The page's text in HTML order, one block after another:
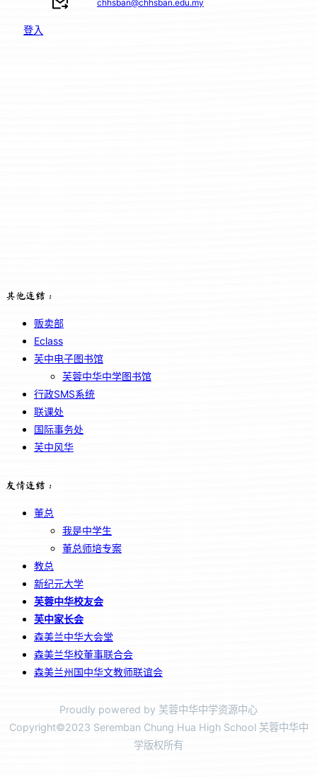
chhsban@chhsban.edu.my
登入
其他连结：
贩卖部
Eclass
芙中电子图书馆
芙蓉中华中学图书馆
行政SMS系统
联课处
国际事务处
芙中风华
友情连结：
董总
我是中学生
董总师培专案
教总
新纪元大学
芙蓉中华校友会
芙中家长会
森美兰中华大会堂
森美兰华校董事联合会
森美兰州国中华文教师联谊会
Proudly powered by 芙蓉中华中学资源中心
Copyright©2023 Seremban Chung Hua High School 芙蓉中华中
学版权所有